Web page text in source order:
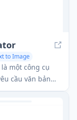
to Image
một công cụ
cầu văn bản
tức bằng cách sử